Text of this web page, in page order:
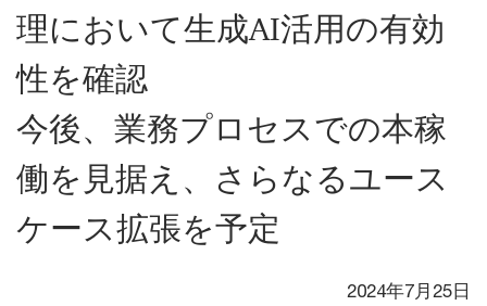
理において生成AI活用の有効
性を確認
今後、業務プロセスでの本稼
働を見据え、さらなるユース
ケース拡張を予定
2024年7月25日